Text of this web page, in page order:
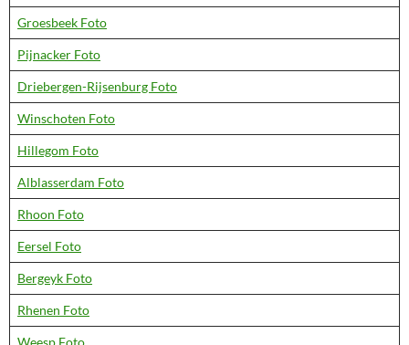
Groesbeek Foto
Pijnacker Foto
Driebergen-Rijsenburg Foto
Winschoten Foto
Hillegom Foto
Alblasserdam Foto
Rhoon Foto
Eersel Foto
Bergeyk Foto
Rhenen Foto
Weesp Foto